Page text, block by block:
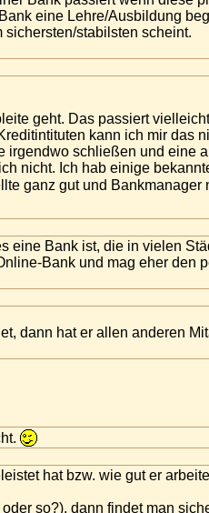
eine Lehre/Ausbildung
stabilsten scheint.
geht. Das passiert
kann ich mir das
irgendwo schließen und eine
nicht. Ich hab einige
ganz gut und Bankmanager
eine Bank ist, die in vielen
Bank und mag eher den
dann hat er allen anderen
hat bzw. wie gut er
so?), dann findet man